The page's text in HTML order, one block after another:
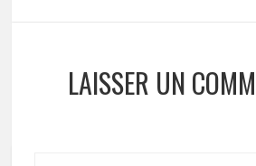
LAISSER UN